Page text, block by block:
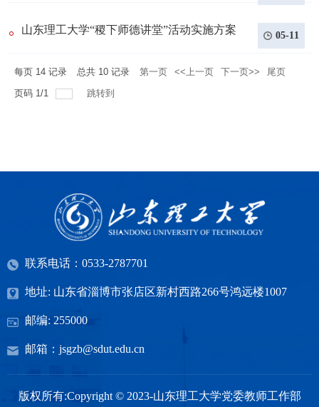
山东理工大学“稷下师德讲堂”活动实施方案 05-11
每页 14 记录 总共 10 记录 第一页 <<上一页 下一页>>
尾页
页码 1/1 跳转到
联系电话：0533-2787701
地址: 山东省淄博市张店区新村西路266号鸿远楼1007
邮编: 255000
邮箱：jsgzb@sdut.edu.cn
版权所有:Copyright © 2023-山东理工大学党委教师工作部